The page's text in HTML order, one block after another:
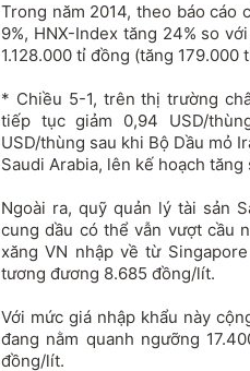
Trong năm 2014, theo báo cáo
9%, HNX-Index tăng 24% so
1.128.000 tỉ đồng (tăng 179.000
* Chiều 5-1, trên thị trường
tiếp tục giảm 0,94 USD/
USD/thùng sau khi Bộ Dầu mỏ
Saudi Arabia, lên kế hoạch
Ngoài ra, quỹ quản lý tài sản
cung dầu có thể vẫn vượt cầu
xăng VN nhập về từ
tương đương 8.685 đồng/lít.
Với mức giá nhập khẩu này
đang nằm quanh ngưỡng
đồng/lít.